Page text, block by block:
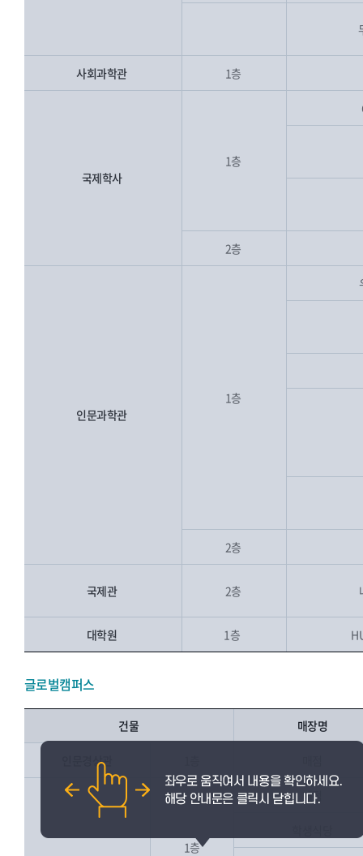
사회과학관 1층
국제학사
1층
2층
인문과학관
1층
2층
국제관 2층
대학원 1층
글로벌캠퍼스
건물 매장명
인문경상관
1층
매점